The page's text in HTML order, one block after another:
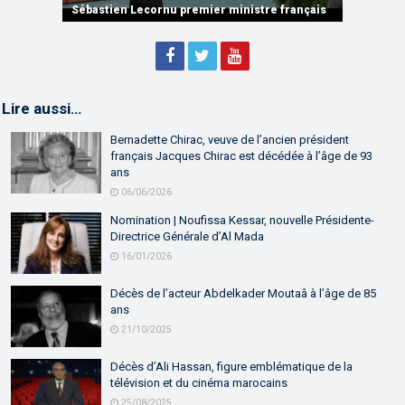
partenariat
Sébastien Lecornu premier ministre français
Discours de M. Aziz Akhannouch
Lire aussi…
Bernadette Chirac, veuve de l’ancien président
français Jacques Chirac est décédée à l’âge de 93
ans
06/06/2026
Nomination | Noufissa Kessar, nouvelle Présidente-
Directrice Générale d’Al Mada
16/01/2026
Décès de l’acteur Abdelkader Moutaâ à l’âge de 85
ans
21/10/2025
Décès d’Ali Hassan, figure emblématique de la
télévision et du cinéma marocains
25/08/2025